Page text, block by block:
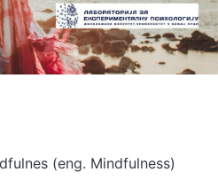
(eng. Mindfulness)